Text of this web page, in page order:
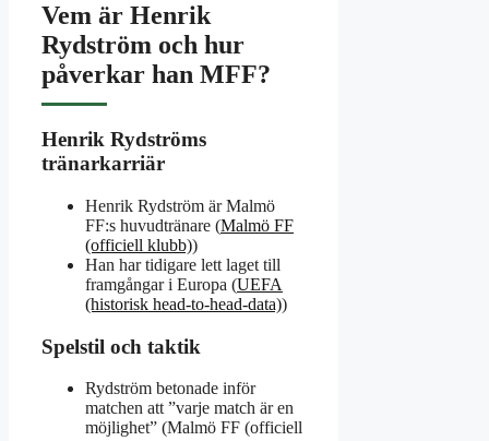
Vem är Henrik
Rydström och hur
påverkar han MFF?
Henrik Rydströms
tränarkarriär
Henrik Rydström är Malmö
FF:s huvudtränare (Malmö FF
(officiell klubb))
Han har tidigare lett laget till
framgångar i Europa (UEFA
(historisk head-to-head-data))
Spelstil och taktik
Rydström betonade inför
matchen att ”varje match är en
möjlighet” (Malmö FF (officiell